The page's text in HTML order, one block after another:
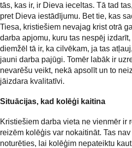
tās, kas ir, ir Dieva ieceltas. Tā tad
pret Dieva iestādījumu. Bet tie, kas
Tiesa, kristiešiem nevajag krist otrā
darba apjomu, kuru tas nespēj
diemžēl tā ir, ka cilvēkam, ja tas
jauni darba pajūgi. Tomēr labāk ir
nevarēšu veikt, nekā apsolīt un to
jāizdara kvalitatīvi.
Situācijas, kad kolēģi kaitina
Kristiešiem darba vieta ne vienmēr ir
reizēm kolēģis var nokaitināt. Tas
noturēties, lai kolēģim nepateiktu